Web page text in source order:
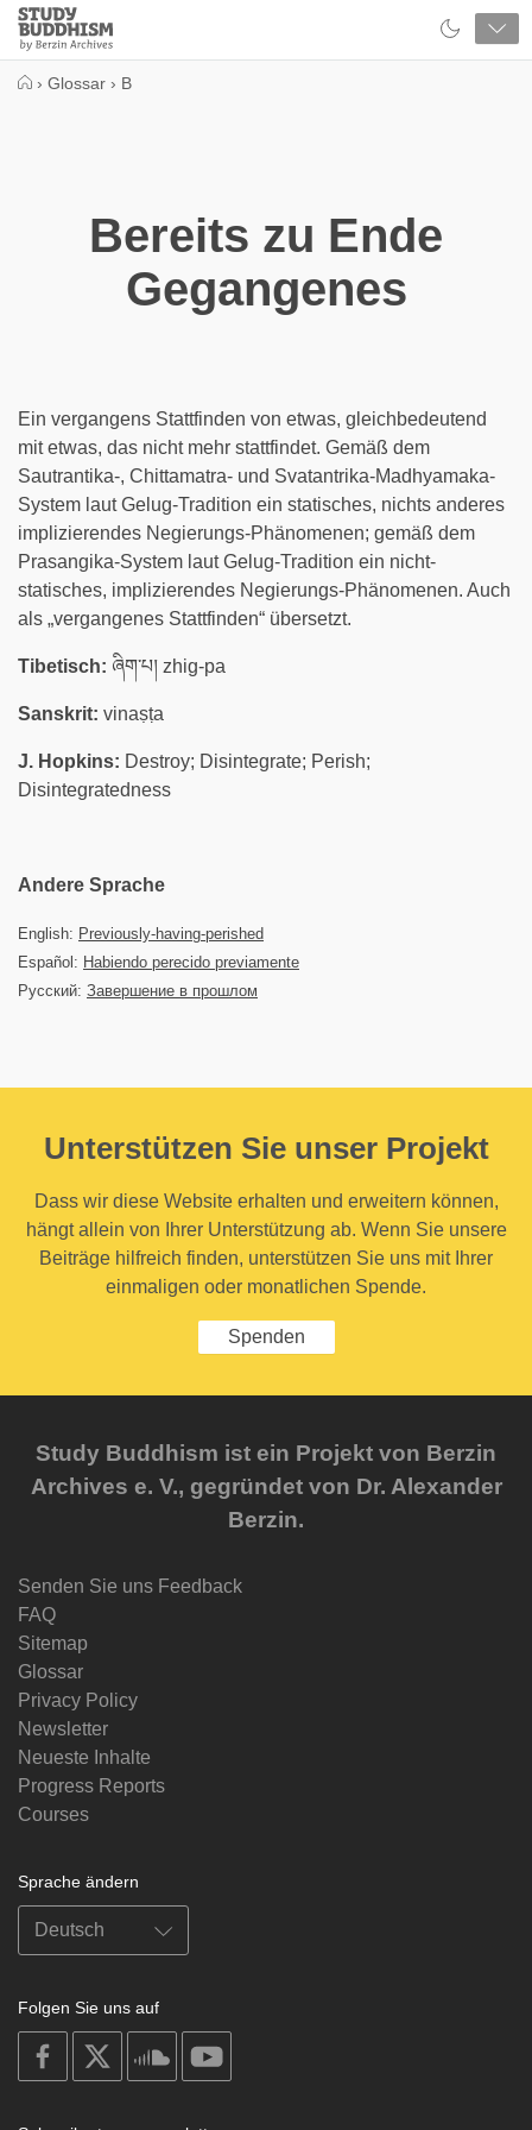
Close
Study
Buddhism
› Glossar › B
Bereits zu Ende
Gegangenes
Ein vergangens Stattfinden von etwas, gleichbedeutend
mit etwas, das nicht mehr stattfindet. Gemäß dem
Sautrantika-, Chittamatra- und Svatantrika-Madhyamaka-
System laut Gelug-Tradition ein statisches, nichts anderes
implizierendes Negierungs-Phänomenen; gemäß dem
Prasangika-System laut Gelug-Tradition ein nicht-
statisches, implizierendes Negierungs-Phänomenen. Auch
als „vergangenes Stattfinden“ übersetzt.
Tibetisch: ཞིག་པ། zhig-pa
Sanskrit: vinaṣṭa
J. Hopkins: Destroy; Disintegrate; Perish;
Disintegratedness
Andere Sprache
English: Previously-having-perished
Español: Habiendo perecido previamente
Русский: Завершение в прошлом
Unterstützen Sie unser Projekt
Dass wir diese Website erhalten und erweitern können,
hängt allein von Ihrer Unterstützung ab. Wenn Sie unsere
Beiträge hilfreich finden, unterstützen Sie uns mit Ihrer
einmaligen oder monatlichen Spende.
Spenden
Study Buddhism ist ein Projekt von Berzin
Archives e. V., gegründet von Dr. Alexander
Berzin.
Senden Sie uns Feedback
FAQ
Sitemap
Glossar
Privacy Policy
Newsletter
Neueste Inhalte
Progress Reports
Courses
Sprache ändern
Folgen Sie uns auf
on
facebook
soundcloud